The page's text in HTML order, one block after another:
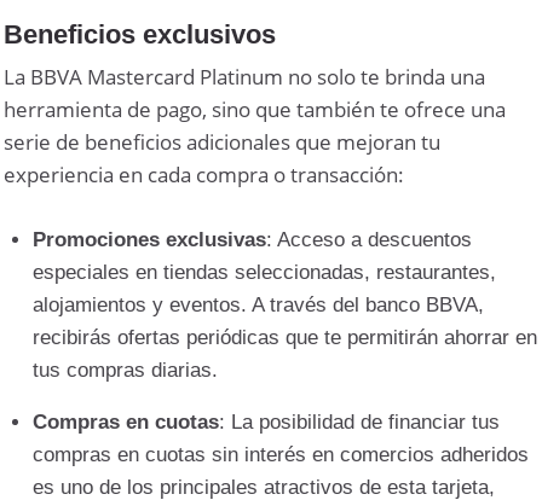
Beneficios exclusivos
La BBVA Mastercard Platinum no solo te brinda una
herramienta de pago, sino que también te ofrece una
serie de beneficios adicionales que mejoran tu
experiencia en cada compra o transacción:
Promociones exclusivas: Acceso a descuentos
especiales en tiendas seleccionadas, restaurantes,
alojamientos y eventos. A través del banco BBVA,
recibirás ofertas periódicas que te permitirán ahorrar en
tus compras diarias.
Compras en cuotas: La posibilidad de financiar tus
compras en cuotas sin interés en comercios adheridos
es uno de los principales atractivos de esta tarjeta,